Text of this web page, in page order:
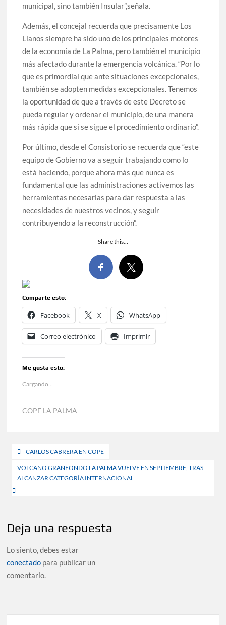
municipal, sino también Insular”,señala.
Además, el concejal recuerda que precisamente Los
Llanos siempre ha sido uno de los principales motores
de la economía de La Palma, pero también el municipio
más afectado durante la emergencia volcánica. “Por lo
que es primordial que ante situaciones excepcionales,
también se adopten medidas excepcionales. Tenemos
la oportunidad de que a través de este Decreto se
pueda regular y ordenar el municipio, de una manera
más rápida que si se sigue el procedimiento ordinario”.
Por último, desde el Consistorio se recuerda que “este
equipo de Gobierno va a seguir trabajando como lo
está haciendo, porque ahora más que nunca es
fundamental que las administraciones activemos las
herramientas necesarias para dar respuesta a las
necesidades de nuestros vecinos, y seguir
contribuyendo a la reconstrucción”.
Share this…
Comparte esto:
Facebook X WhatsApp
Correo electrónico Imprimir
Me gusta esto:
Cargando...
COPE LA PALMA
Navegación
de
entradas
CARLOS CABRERA EN COPE
VOLCANO GRANFONDO LA PALMA VUELVE EN SEPTIEMBRE, TRAS
ALCANZAR CATEGORÍA INTERNACIONAL
Deja una respuesta
Lo siento, debes estar
conectado para publicar un
comentario.